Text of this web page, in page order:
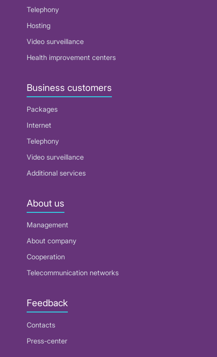
Telephony
Hosting
Video surveillance
Health improvement centers
Business customers
Packages
Internet
Telephony
Video surveillance
Additional services
About us
Management
About company
Cooperation
Telecommunication networks
Feedback
Contacts
Press-center